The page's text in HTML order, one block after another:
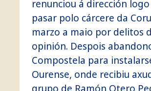
renunciou á dirección
pasar polo cárcere da
marzo a maio por delitos
opinión. Despois
Compostela para
Ourense, onde recibiu